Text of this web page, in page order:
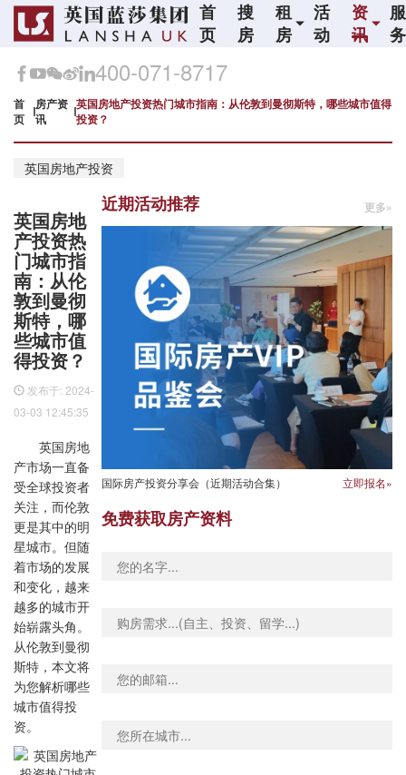
首
页
搜
房
租
房
活
动
资
讯
服
务
400-071-8717
首
页
房产资
讯
英国房地产投资热门城市指南：从伦敦到曼彻斯特，哪些城市值得
投资？
英国房地产投资
英国房地
产投资热
门城市指
南：从伦
敦到曼彻
斯特，哪
些城市值
得投资？
发布于: 2024-
03-03 12:45:35
英国房地
产市场一直备
受全球投资者
关注，而伦敦
更是其中的明
星城市。但随
着市场的发展
和变化，越来
越多的城市开
始崭露头角。
从伦敦到曼彻
斯特，本文将
为您解析哪些
城市值得投
资。
近期活动推荐 更多»
国际房产投资分享会（近期活动合集） 立即报名»
免费获取房产资料